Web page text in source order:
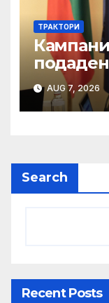
ТРАКТОРИ
заAUG 7, 2026
Search
Recent Posts